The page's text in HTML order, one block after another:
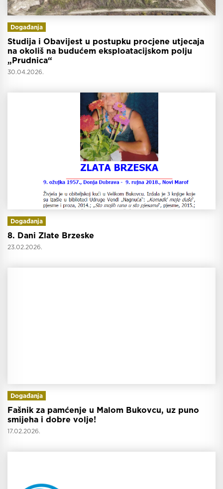
Događanja
Studija i Obavijest u postupku procjene utjecaja
na okoliš na budućem eksploatacijskom polju
„Prudnica“
30.04.2026.
Događanja
8. Dani Zlate Brzeske
23.02.2026.
Događanja
Fašnik za pamćenje u Malom Bukovcu, uz puno
smijeha i dobre volje!
17.02.2026.